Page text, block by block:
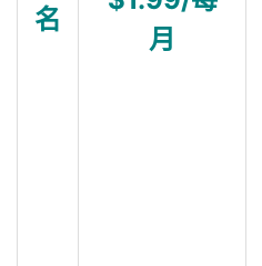
名
月